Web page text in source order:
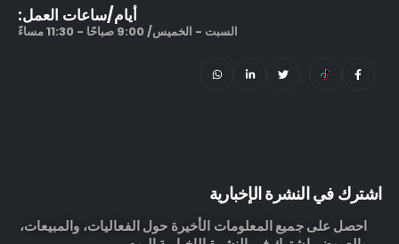
أيام/ساعات العمل:
السبت - الخميس/ 9:00 صباحًا - 11:30 مساءً
اشترك في النشرة الإخبارية
احصل على جميع المعلومات الأخيرة حول الفعاليات، والمبيعات،